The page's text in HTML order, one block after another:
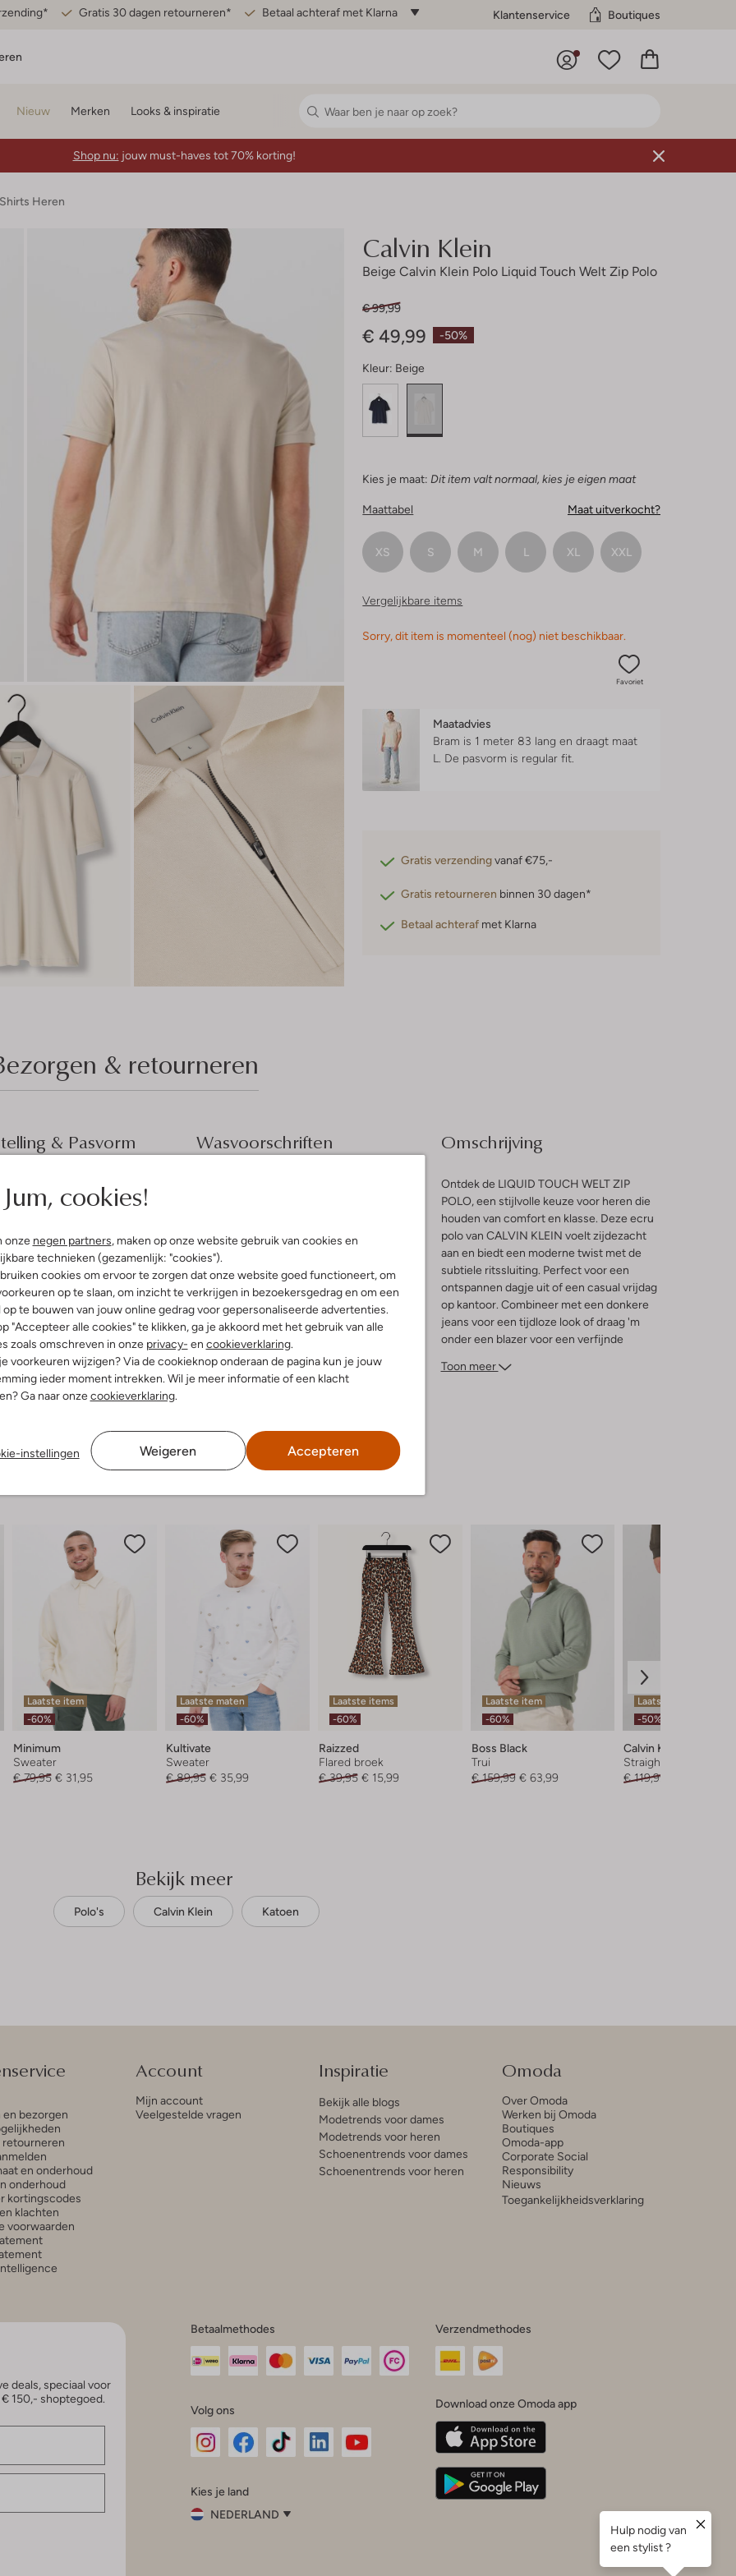
Gratis 30 dagen retourneren* Betaal achteraf met Klarna Klantenservice Boutiques
Jum, cookies!
onze negen partners, maken op onze website gebruik van cookies en
technieken (gezamenlijk: "cookies").
cookies om ervoor te zorgen dat onze website goed functioneert, om
op te slaan, om inzicht te verkrijgen in bezoekersgedrag en om een
op te bouwen van jouw online gedrag voor gepersonaliseerde advertenties.
"Accepteer alle cookies" te klikken, ga je akkoord met het gebruik van alle
zoals omschreven in onze privacy- en cookieverklaring.
voorkeuren wijzigen? Via de cookieknop onderaan de pagina kun je jouw
ieder moment intrekken. Wil je meer informatie of een klacht
Ga naar onzecookieverklaring.
instellingen Weigeren Accepteren
Nieuw Merken Looks & inspiratie
Shop nu: jouw must-haves tot 70% korting!
Heren
Calvin Klein
Beige Calvin Klein Polo Liquid Touch Welt Zip Polo
-50%
€ 99,99
€ 49,99
Kleur: Beige
Kies je maat: Dit item valt normaal, kies je eigen maat
Maattabel Maat uitverkocht?
XS S M L XL XXL
Vergelijkbare items
Sorry, dit item is momenteel (nog) niet beschikbaar.
Favoriet
Maatadvies
Bram is 1 meter 83 lang en draagt maat
L. De pasvorm is regular fit
Gratis verzendingvanaf €75,-
Gratis retourneren binnen 30 dagen*
Betaal achteraf met Klarna
& retourneren
& Pasvorm
100% Katoen
Fit
Korte Mouw
Wasvoorschriften
Niet chemisch reinigen
Niet bleken
Omschrijving
Ontdek de LIQUID TOUCH WELT ZIP
POLO, een stijlvolle keuze voor heren die
houden van comfort en klasse. Deze ecru
polo van CALVIN KLEIN voelt zijdezacht
aan en biedt een moderne twist met de
subtiele ritssluiting. Perfect voor een
ontspannen dagje uit of een casual vrijdag
op kantoor. Combineer met een donkere
jeans voor een tijdloze look of draag 'm
onder een blazer voor een verfijnde
veelzijdig en makkelijk te combineren met
Toon meer
Laatste item
-60%
Minimum
Sweater
€ 79,95 € 31,95
Laatste maten
-60%
Kultivate
Sweater
€ 89,95 € 35,99
Laatste items
-60%
Raizzed
Flared broek
€ 39,95 € 15,99
Laatste item
-60%
Boss Black
Trui
€ 159,99 € 63,99
Laatste items
-50%
Calvin Klein
Straight leg jeans
€ 119,99
Bekijk meer
Polo's Calvin Klein Katoen
en bezorgen
retourneren
en onderhoud
onderhoud
kortingscodes
klachten
voorwaarden
Account
Mijn account
Veelgestelde vragen
Inspiratie
Bekijk alle blogs
Modetrends voor dames
Modetrends voor heren
Schoenentrends voor dames
Schoenentrends voor heren
Omoda
Over Omoda
Werken bij Omoda
Boutiques
Omoda-app
Corporate Social
Responsibility
Nieuws
Toegankelijkheidsverklaring
deals, speciaal voor
150,- shoptegoed.
Betaalmethodes
Volg ons
InstagramFacebook
Kies je land
NEDERLAND
Verzendmethodes
Download onze Omoda app